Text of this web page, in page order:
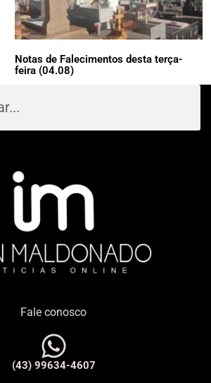
Notas de Falecimentos desta terça-
feira (04.08)
Fale conosco
(43) 99634-4607